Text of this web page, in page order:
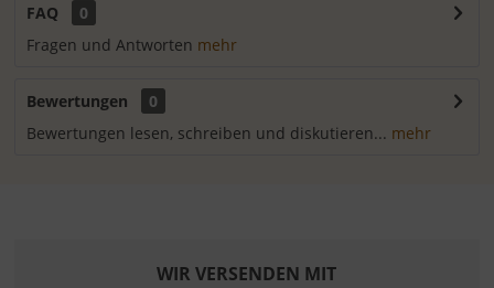
FAQ
0
Fragen und Antworten mehr
Bewertungen
0
Bewertungen lesen, schreiben und diskutieren... mehr
WIR VERSENDEN MIT